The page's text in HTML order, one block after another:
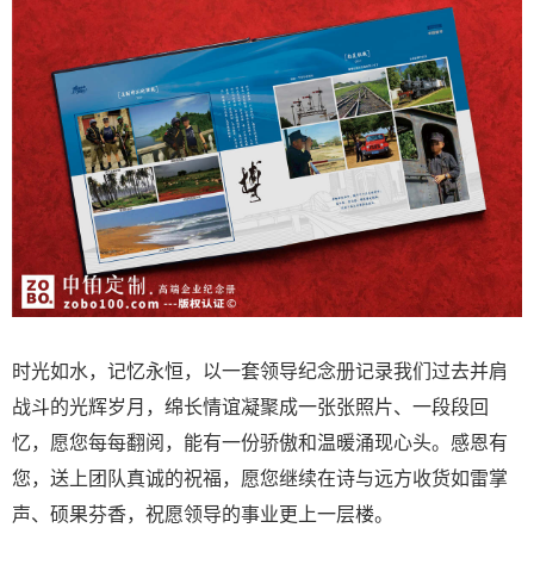
时光如水，记忆永恒，以一套领导纪念册记录我们过去并肩
战斗的光辉岁月，绵长情谊凝聚成一张张照片、一段段回
忆，愿您每每翻阅，能有一份骄傲和温暖涌现心头。感恩有
您，送上团队真诚的祝福，愿您继续在诗与远方收货如雷掌
声、硕果芬香，祝愿领导的事业更上一层楼。